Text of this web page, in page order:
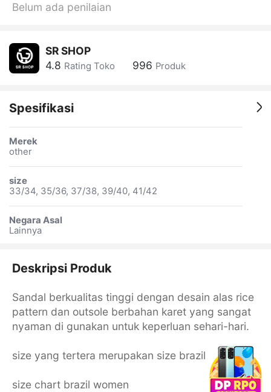
Belum ada penilaian
SR SHOP
4.8 Rating Toko 996 Produk
Spesifikasi
Merek
other
size
33/34, 35/36, 37/38, 39/40, 41/42
Negara Asal
Lainnya
Deskripsi Produk
Sandal berkualitas tinggi dengan desain alas rice
pattern dan outsole berbahan karet yang sangat
nyaman di gunakan untuk keperluan sehari-hari.
size yang tertera merupakan size brazil
size chart brazil women